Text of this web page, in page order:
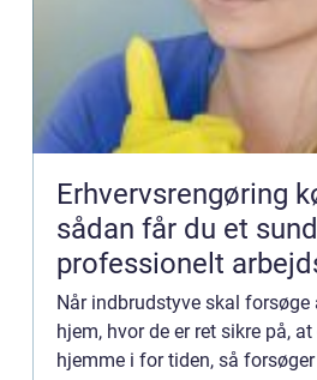
Erhvervsrengøring
sådan får du et
professionelt
Når indbrudstyve skal
hjem, hvor de er ret sikre på,
hjemme i for tiden, så